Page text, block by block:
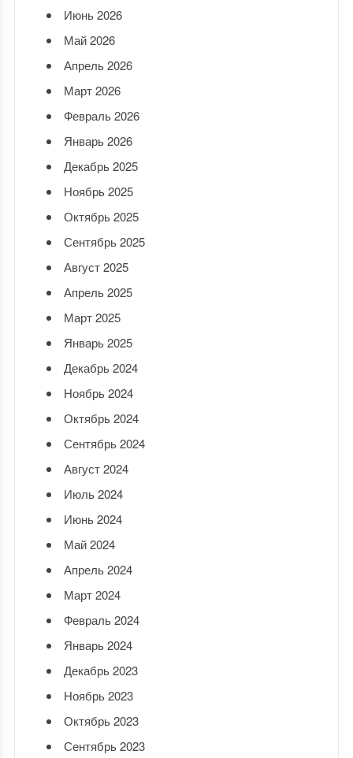
Июнь 2026
Май 2026
Апрель 2026
Март 2026
Февраль 2026
Январь 2026
Декабрь 2025
Ноябрь 2025
Октябрь 2025
Сентябрь 2025
Август 2025
Апрель 2025
Март 2025
Январь 2025
Декабрь 2024
Ноябрь 2024
Октябрь 2024
Сентябрь 2024
Август 2024
Июль 2024
Июнь 2024
Май 2024
Апрель 2024
Март 2024
Февраль 2024
Январь 2024
Декабрь 2023
Ноябрь 2023
Октябрь 2023
Сентябрь 2023